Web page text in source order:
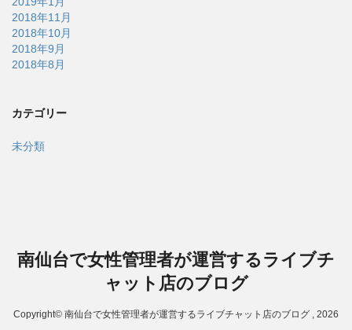
2018年11月
2018年10月
2018年9月
2018年8月
カテゴリー
未分類
南仙台で女性管理者が運営するライブチ
ャット店のブログ
Copyright© 南仙台で女性管理者が運営するライブチャット店のブログ , 2026